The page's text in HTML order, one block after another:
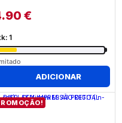
€
1
ADICIONAR